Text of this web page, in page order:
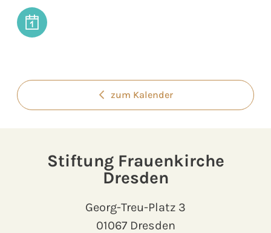
zum Kalender
Stiftung Frauenkirche
Dresden
Georg-Treu-Platz 3
01067 Dresden